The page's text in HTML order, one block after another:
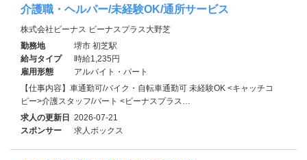
介護職・ヘルパー/未経験OK/通所サービス
株式会社ビーナス ビーナスプラス大野芝
勤務地
堺市 初芝駅
給与タイプ
時給1,235円
雇用形態
アルバイト・パート
【仕事内容】車通勤可/バイク・自転車通勤可 未経験OK <キャッチコ
ピー>介護スタッフ/パート <ビーナスプラス…
求人の更新日 2026-07-21
スポンサー
求人ボックス